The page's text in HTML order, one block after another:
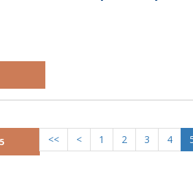
<< < 1 2 3 4